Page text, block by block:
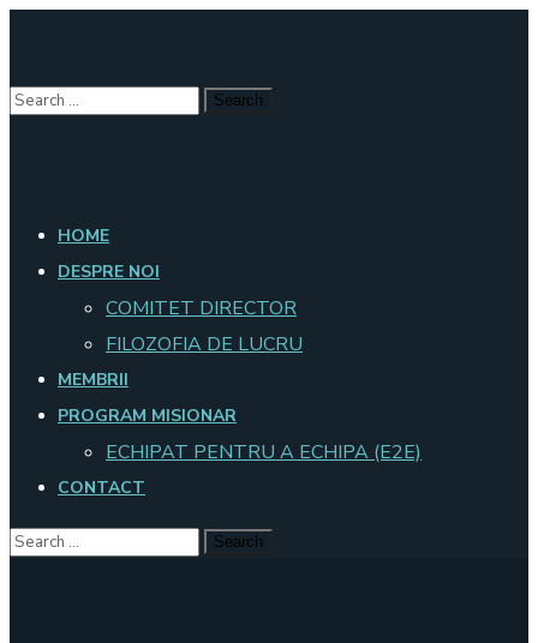
HOME
DESPRE NOI
COMITET DIRECTOR
FILOZOFIA DE LUCRU
MEMBRII
PROGRAM MISIONAR
ECHIPAT PENTRU A ECHIPA (E2E)
CONTACT